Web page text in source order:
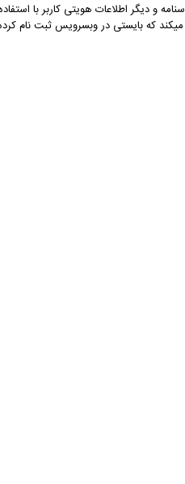
و دیگر اطلاعات هویتی کاربر با